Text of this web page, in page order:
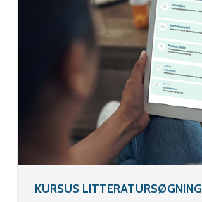
KURSUS LITTERATURSØGNING